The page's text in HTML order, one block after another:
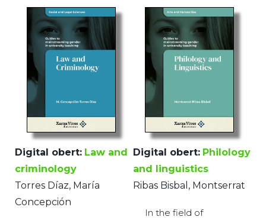
Digital obert: Law and
criminology
Torres Díaz, María
Concepción
Digital obert: Philology
and linguistics
Ribas Bisbal, Montserrat
In the field of